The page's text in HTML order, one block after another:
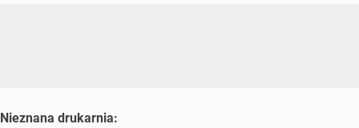
Nieznana drukarnia: